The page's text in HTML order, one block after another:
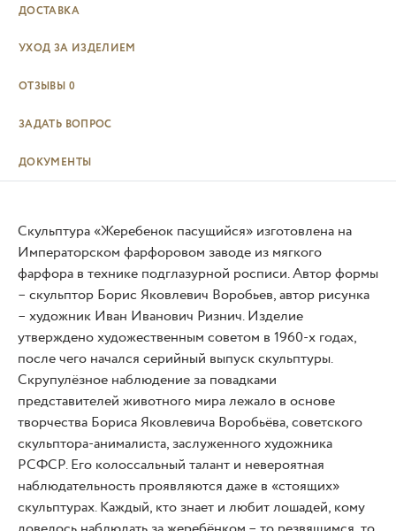
ДОСТАВКА
УХОД ЗА ИЗДЕЛИЕМ
ОТЗЫВЫ 0
ЗАДАТЬ ВОПРОС
ДОКУМЕНТЫ
Скульптура «Жеребенок пасущийся» изготовлена на
Императорском фарфоровом заводе из мягкого
фарфора в технике подглазурной росписи. Автор формы
– скульптор Борис Яковлевич Воробьев, автор рисунка
– художник Иван Иванович Ризнич. Изделие
утверждено художественным советом в 1960-х годах,
после чего начался серийный выпуск скульптуры.
Скрупулёзное наблюдение за повадками
представителей животного мира лежало в основе
творчества Бориса Яковлевича Воробьёва, советского
скульптора-анималиста, заслуженного художника
РСФСР. Его колоссальный талант и невероятная
наблюдательность проявляются даже в «стоящих»
скульптурах. Каждый, кто знает и любит лошадей, кому